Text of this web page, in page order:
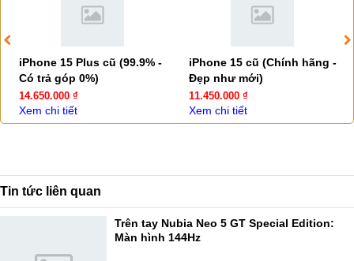
iPhone 15 Plus cũ (99.9% -
Có trả góp 0%)
14.650.000 ₫
Xem chi tiết
iPhone 15 cũ (Chính hãng -
Đẹp như mới)
11.450.000 ₫
Xem chi tiết
Tin tức liên quan
Trên tay Nubia Neo 5 GT Special Edition:
Màn hình 144Hz